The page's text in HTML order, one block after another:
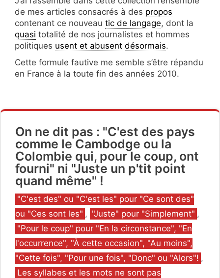
de mes articles consacrés à des propos
contenant ce nouveau tic de langage, dont la
quasi totalité de nos journalistes et hommes
politiques usent et abusent désormais.
Cette formule fautive me semble s’être répandu
en France à la toute fin des années 2010.
On ne dit pas : "C'est des pays
comme le Cambodge ou la
Colombie qui, pour le coup, ont
fourni" ni "Juste un p'tit point
quand même" !
Catégories
"C'est des" ou "C'est les" pour "Ce sont des"
ou "Ces sont les" , "Juste" pour "Simplement" ,
"Pour le coup" pour "En la circonstance", "En
l'occurrence", "À cette occasion", "Au moins",
"Cette fois", "Pour une fois", "Donc" ou "Alors"! ,
Les syllabes et les mots ne sont pas